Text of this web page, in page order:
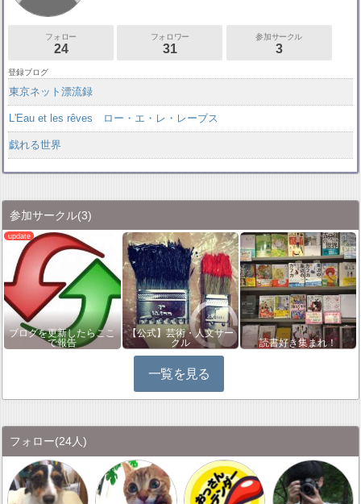
フォロー
24
フォロワー
31
参加サークル
3
登録ブログ
東京ネット漂流録
L'Eau et les rêves ロー・エ・レ・レーブス
戯れる世界
参加サークル(3)
ブログを更新したらここ
で報告
【公式】芸術・人文サー
クル
読書好き集まれ！
一覧を見る
フォロー(24人)